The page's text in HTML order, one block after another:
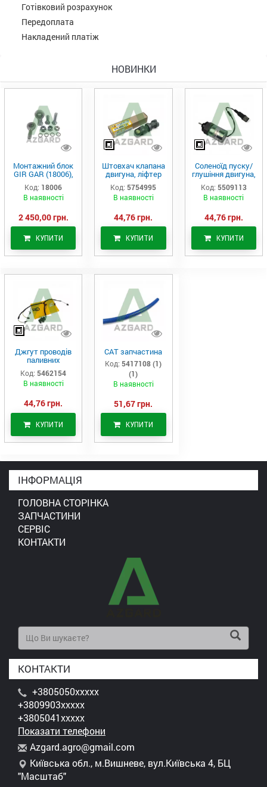
Готівковий розрахунок
Передоплата
Накладений платіж
НОВИНКИ
Монтажний блок
GIR GAR (18006),
Аналог
Код: 18006
В наявності
2 450,00 грн.
КУПИТИ
Штовхач клапана
двигуна, ліфтер
(575-4995)
Код: 5754995
В наявності
44,76 грн.
КУПИТИ
Соленоїд пуску/
глушіння двигуна,
актуатор (550-
9113)
Код: 5509113
В наявності
44,76 грн.
КУПИТИ
Джгут проводів
паливних
форсунок CAT
C7/C9 (546-2154)
Код: 5462154
В наявності
44,76 грн.
КУПИТИ
САТ запчастина
Код: 5417108 (1)
(1)
В наявності
51,67 грн.
КУПИТИ
ІНФОРМАЦІЯ
ГОЛОВНА СТОРІНКА
ЗАПЧАСТИНИ
СЕРВІС
КОНТАКТИ
КОНТАКТИ
+3805050xxxxx
+3809903xxxxx
+3805041xxxxx
Показати телефони
Azgard.agro@gmail.com
Київська обл., м.Вишневе, вул.Київська 4, БЦ
"Масштаб"